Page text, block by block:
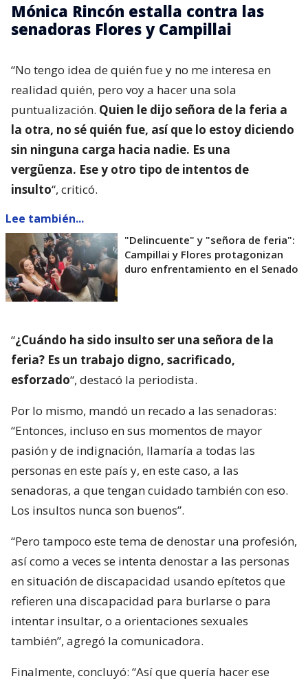
Mónica Rincón estalla contra las
senadoras Flores y Campillai
“No tengo idea de quién fue y no me interesa en
realidad quién, pero voy a hacer una sola
puntualización. Quien le dijo señora de la feria a
la otra, no sé quién fue, así que lo estoy diciendo
sin ninguna carga hacia nadie. Es una
vergüenza. Ese y otro tipo de intentos de
insulto“, criticó.
Lee también...
"Delincuente" y "señora de feria":
Campillai y Flores protagonizan
duro enfrentamiento en el Senado
“¿Cuándo ha sido insulto ser una señora de la
feria? Es un trabajo digno, sacrificado,
esforzado“, destacó la periodista.
Por lo mismo, mandó un recado a las senadoras:
“Entonces, incluso en sus momentos de mayor
pasión y de indignación, llamaría a todas las
personas en este país y, en este caso, a las
senadoras, a que tengan cuidado también con eso.
Los insultos nunca son buenos”.
“Pero tampoco este tema de denostar una profesión,
así como a veces se intenta denostar a las personas
en situación de discapacidad usando epítetos que
refieren una discapacidad para burlarse o para
intentar insultar, o a orientaciones sexuales
también”, agregó la comunicadora.
Finalmente, concluyó: “Así que quería hacer ese